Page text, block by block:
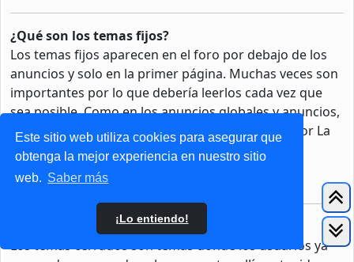
Este sitio web utiliza cookies para asegurar que
obtenga la mejor experiencia en nuestro sitio
web. Saber más
¡Lo entiendo!
¿Qué son los temas fijos?
Los temas fijos aparecen en el foro por debajo de los
anuncios y solo en la primer página. Muchas veces son
importantes por lo que debería leerlos cada vez que
sea posible. Como en los anuncios globales y anuncios,
los permisos para fijar un tema son otorgados por La
Administración.
Arriba
¿Qué son los temas cerrados?
Los temas cerrados son temas donde los usuarios ya